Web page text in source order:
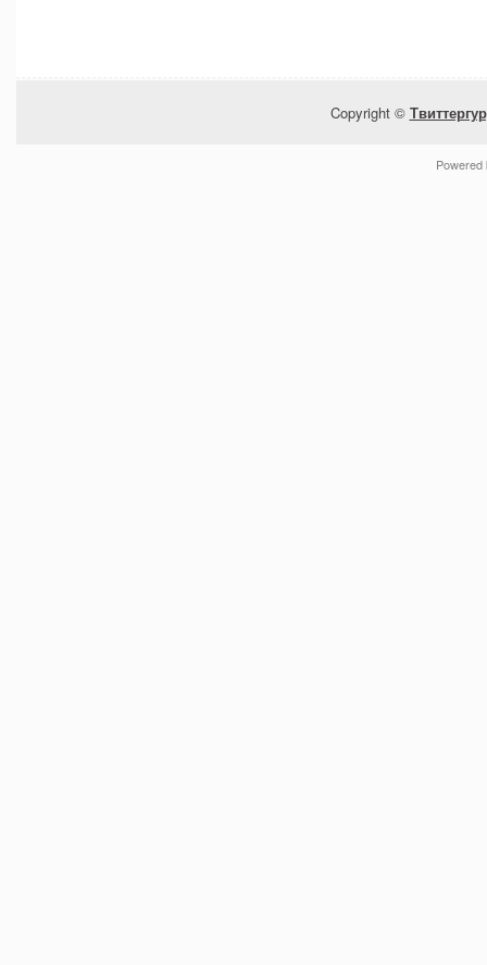
Copyright ©